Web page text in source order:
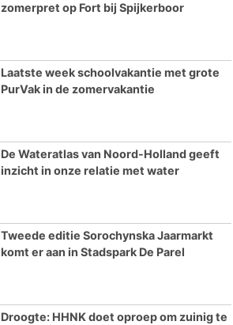
zomerpret op Fort bij Spijkerboor
Laatste week schoolvakantie met grote
PurVak in de zomervakantie
De Wateratlas van Noord-Holland geeft
inzicht in onze relatie met water
Tweede editie Sorochynska Jaarmarkt
komt er aan in Stadspark De Parel
Droogte: HHNK doet oproep om zuinig te